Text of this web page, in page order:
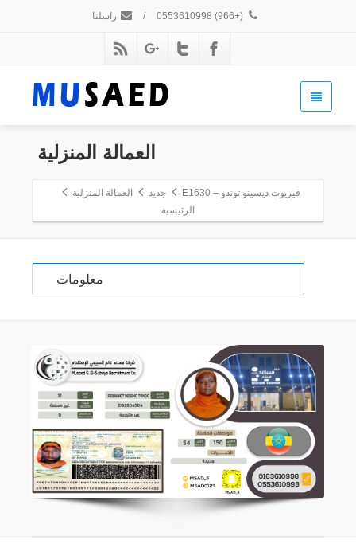
(+966) 0553610998
/ راسلنا
العمالة المنزلية
فيريوت ديسينو توندو – E1630 جديد
العمالة المنزلية
الرئيسية
معلومات